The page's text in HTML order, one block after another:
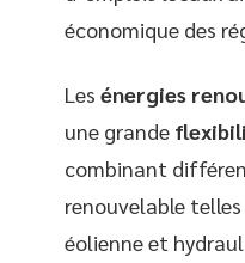
économique des
Les énergies
une grande
combinant
renouvelable telles
éolienne et